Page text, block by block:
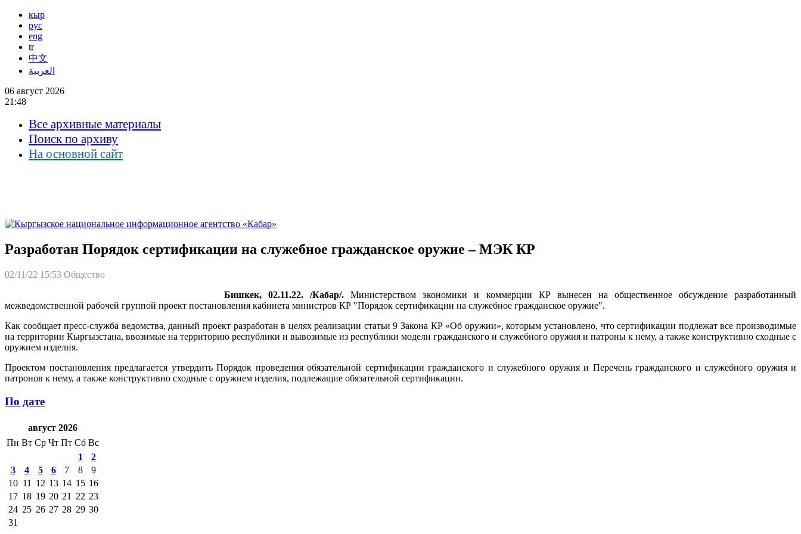
кыр
рус
eng
tr
中文
العربية
06 август 2026
21:48
Все архивные материалы
Поиск по архиву
На основной сайт
Разработан Порядок сертификации на служебное гражданское оружие – МЭК КР
02/11/22 15:53 Общество
Бишкек, 02.11.22. /Кабар/. Министерством экономики и коммерции КР вынесен на общественное обсуждение разработанный
межведомственной рабочей группой проект постановления кабинета министров КР "Порядок сертификации на служебное гражданское оружие".
Как сообщает пресс-служба ведомства, данный проект разработан в целях реализации статьи 9 Закона КР «Об оружии», которым установлено, что сертификации подлежат все производимые
на территории Кыргызстана, ввозимые на территорию республики и вывозимые из республики модели гражданского и служебного оружия и патроны к нему, а также конструктивно сходные с
оружием изделия.
Проектом постановления предлагается утвердить Порядок проведения обязательной сертификации гражданского и служебного оружия и Перечень гражданского и служебного оружия и
патронов к нему, а также конструктивно сходные с оружием изделия, подлежащие обязательной сертификации.
По дате
август 2026
Пн Вт Ср Чт Пт Сб Вс
1
2
3
4 5 6 7 8
9
10 11 12 13 14 15 16
17 18 19 20 21 22 23
24 25 26 27 28 29 30
31